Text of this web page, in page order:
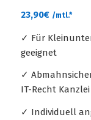
23,90€ /mtl.*
✓ Für
geeignet
✓
IT-Recht Kanzlei
✓ Individuell